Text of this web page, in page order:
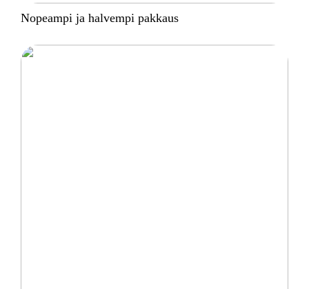
Nopeampi ja halvempi pakkaus